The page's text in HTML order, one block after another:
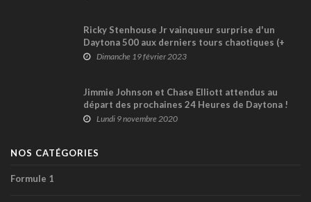
Ricky Stenhouse Jr vainqueur surprise d'un
Daytona 500 aux derniers tours chaotiques (+
vidéo)Dimanche 19 février 2023
Jimmie Johnson et Chase Elliott attendus au
départ des prochaines 24 Heures de Daytona !
Lundi 9 novembre 2020
NOS CATÉGORIES
Formule 1